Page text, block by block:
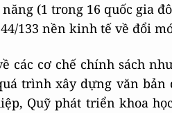
(1 trong 16 quốc gia
133 nền kinh tế về đổi
các cơ chế chính sách
trình xây dựng văn
Quỹ phát triển khoa